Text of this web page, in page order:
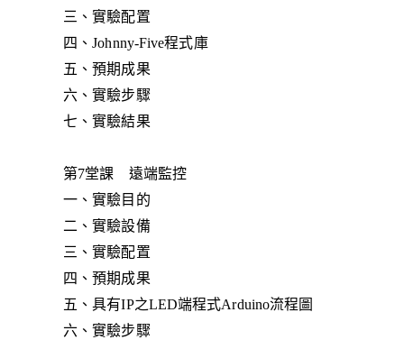
三、實驗配置
四、Johnny-Five程式庫
五、預期成果
六、實驗步驟
七、實驗結果
第7堂課 遠端監控
一、實驗目的
二、實驗設備
三、實驗配置
四、預期成果
五、具有IP之LED端程式Arduino流程圖
六、實驗步驟